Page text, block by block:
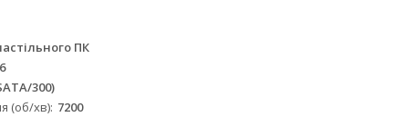
ПК
300)
(об/хв) 7200